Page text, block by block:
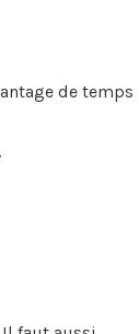
de temps